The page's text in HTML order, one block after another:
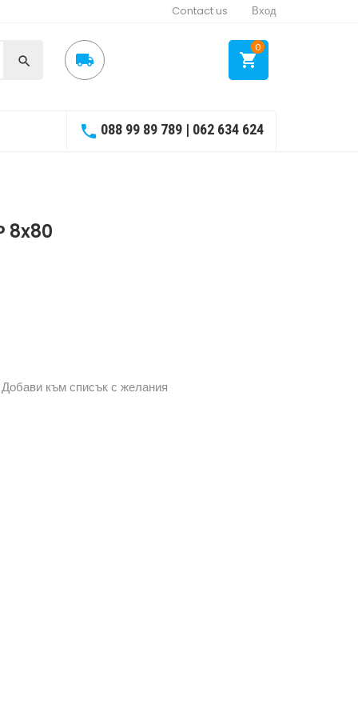
Вход
Contact us
  
0
 088 99 89 789 | 062 634 624
8x80
Добави към списък с желания